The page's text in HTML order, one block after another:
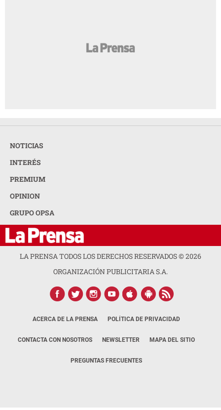
NOTICIAS
INTERÉS
PREMIUM
OPINION
GRUPO OPSA
LA PRENSA TODOS LOS DERECHOS RESERVADOS ©2026
ORGANIZACIÓN PUBLICITARIA S.A.
ACERCA DE LA PRENSA POLÍTICA DE PRIVACIDAD
CONTACTA CON NOSOTROS NEWSLETTER MAPA DEL SITIO
PREGUNTAS FRECUENTES